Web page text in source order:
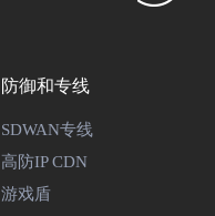
防御和专线
SDWAN专线
高防IP CDN
游戏盾